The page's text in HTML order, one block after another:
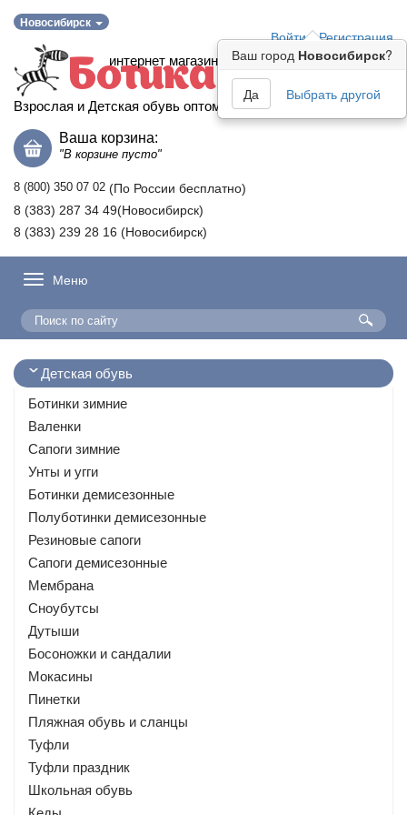
Новосибирск
Ваш город Новосибирск?
Да Выбрать другой
Войти Регистрация
интернет магазин
Ботика
Взрослая и Детская обувь оптом
Ваша корзина:
"В корзине пусто"
8 (800) 350 07 02 (По России бесплатно)
8 (383) 287 34 49(Новосибирск)
8 (383) 239 28 16 (Новосибирск)
Меню
Детская обувь
Ботинки зимние
Валенки
Сапоги зимние
Унты и угги
Ботинки демисезонные
Полуботинки демисезонные
Резиновые сапоги
Сапоги демисезонные
Мембрана
Сноубутсы
Дутыши
Босоножки и сандалии
Мокасины
Пинетки
Пляжная обувь и сланцы
Туфли
Туфли праздник
Школьная обувь